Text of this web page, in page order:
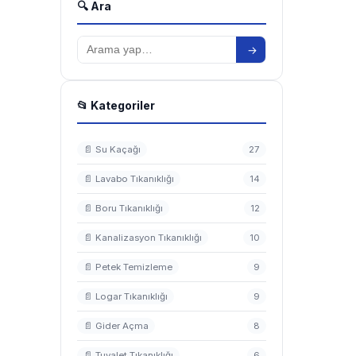
🔍 Ara
→
📂 Kategoriler
📄 Su Kaçağı 27
📄 Lavabo Tıkanıklığı 14
📄 Boru Tıkanıklığı 12
📄 Kanalizasyon Tıkanıklığı 10
📄 Petek Temizleme 9
📄 Logar Tıkanıklığı 9
📄 Gider Açma 8